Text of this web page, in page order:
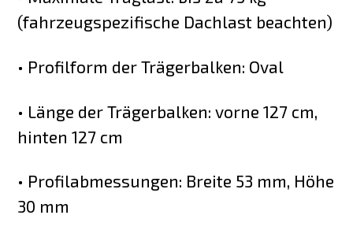
(fahrzeugspezifische Dachlast beachten)
• Profilform der Trägerbalken: Oval
• Länge der Trägerbalken: vorne 127 cm,
hinten 127 cm
• Profilabmessungen: Breite 53 mm, Höhe
30 mm